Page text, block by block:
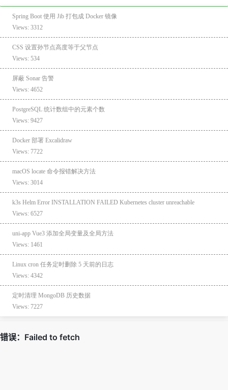
Spring Boot 使用 Jib 打包成 Docker 镜像
Views: 3312
CSS 设置孙节点高度等于父节点
Views: 534
屏蔽 Sonar 告警
Views: 4652
PostgreSQL 统计数组中的元素个数
Views: 9427
Docker 部署 Excalidraw
Views: 7722
macOS locate 命令报错解决方法
Views: 3014
k3s Helm Error INSTALLATION FAILED Kubernetes cluster unreachable
Views: 6527
uni-app Vue3 添加全局变量及全局方法
Views: 1461
Linux cron 任务定时删除 5 天前的日志
Views: 4342
定时清理 MongoDB 历史数据
Views: 7227